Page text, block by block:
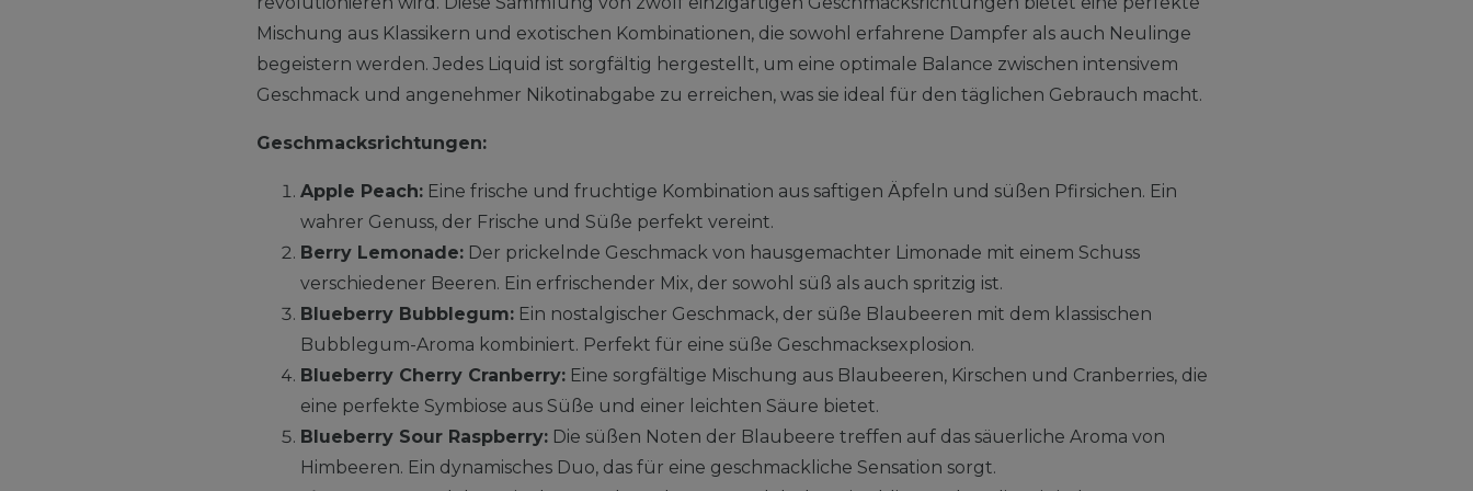
Mischung aus Klassikern und exotischen Kombinationen, die sowohl erfahrene Dampfer als auch Neulinge
begeistern werden. Jedes Liquid ist sorgfältig hergestellt, um eine optimale Balance zwischen intensivem
Geschmack und angenehmer Nikotinabgabe zu erreichen, was sie ideal für den täglichen Gebrauch macht.
Geschmacksrichtungen:
Apple Peach: Eine frische und fruchtige Kombination aus saftigen Äpfeln und süßen Pfirsichen. Ein
wahrer Genuss, der Frische und Süße perfekt vereint.
Berry Lemonade: Der prickelnde Geschmack von hausgemachter Limonade mit einem Schuss
verschiedener Beeren. Ein erfrischender Mix, der sowohl süß als auch spritzig ist.
Blueberry Bubblegum: Ein nostalgischer Geschmack, der süße Blaubeeren mit dem klassischen
Bubblegum-Aroma kombiniert. Perfekt für eine süße Geschmacksexplosion.
Blueberry Cherry Cranberry: Eine sorgfältige Mischung aus Blaubeeren, Kirschen und Cranberries, die
eine perfekte Symbiose aus Süße und einer leichten Säure bietet.
Blueberry Sour Raspberry: Die süßen Noten der Blaubeere treffen auf das säuerliche Aroma von
Himbeeren. Ein dynamisches Duo, das für eine geschmackliche Sensation sorgt.